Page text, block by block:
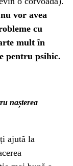
vor avea
cu
mult în
pentru psihic.
nașterea
ajută la